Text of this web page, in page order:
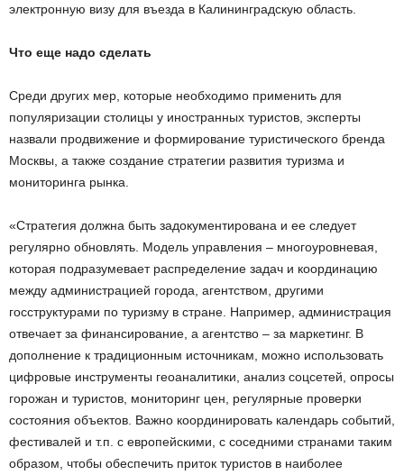
электронную визу для въезда в Калининградскую область.
Что еще надо сделать
Среди других мер, которые необходимо применить для
популяризации столицы у иностранных туристов, эксперты
назвали продвижение и формирование туристического бренда
Москвы, а также создание стратегии развития туризма и
мониторинга рынка.
«Стратегия должна быть задокументирована и ее следует
регулярно обновлять. Модель управления – многоуровневая,
которая подразумевает распределение задач и координацию
между администрацией города, агентством, другими
госструктурами по туризму в стране. Например, администрация
отвечает за финансирование, а агентство – за маркетинг. В
дополнение к традиционным источникам, можно использовать
цифровые инструменты геоаналитики, анализ соцсетей, опросы
горожан и туристов, мониторинг цен, регулярные проверки
состояния объектов. Важно координировать календарь событий,
фестивалей и т.п. с европейскими, с соседними странами таким
образом, чтобы обеспечить приток туристов в наиболее